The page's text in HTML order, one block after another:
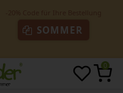
SOMMER
0